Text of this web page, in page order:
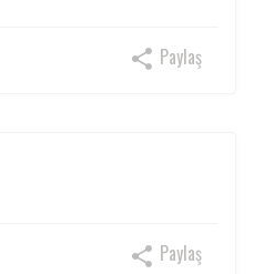
Paylaş
Paylaş